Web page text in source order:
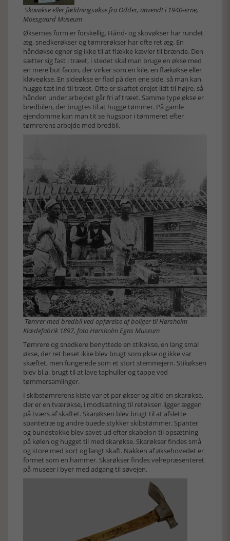
Skovøkse eller fældningsøkse fra Odder, anvendt i 1940-erne,
Moesgaard Museum
Øksernes form er forskellig. Hånd- og skovøkser har rundet
æg, snedkerøkser og tømrerøkser har ofte ret æg. En
håndøkse egner sig ikke til at flække kævler til brænde. Den
sætter sig fast i træet, i stedet skal man bruge en økse med
en mere but facon, der virker som en kile, en flækøkse eller
kløveøkse. En sideøkse er flad på den ene side, så man kan
hugge tæt ind til træet. Ofte er skaftet drejet lidt til højre, så
hånden under arbejdet går fri af træet. Samme type økse er
bredbilen, der brugtes til at hugge tømmer. På gamle
ejendomme kan man tit se hugspor i tømmeret efter
tømrerens arbejde med bredbil.
Tømrer med bredbil ved opførelse af boliger til Hørsholm
Klædefabrik 1897, foto Hørsholm Egns Museum
Tømrere og snedkere benyttede en stikøkse, en lang smal
økse, der ret beset ikke blev brugt som økse og ikke var
skæftet, men fungerede som et stort stemmejern. Stikøksen
blev bl.a. brugt til at lave taphuller og tappe ved
tømmersamlinger.
I skibstømrerens kiste var et par økser og altid en skarøkse,
der er en tværøkse, i modsætning til retøksen ligger æggen
på tværs af skaftet. Skarøksen blev brugt til at afslette
spantetræ og andre buede stykker skibstømmer. Spanter
og bundstokke blev savet ud efter skabelon til opsætning
på kølen og hugget til med skarøkse. Skarøkser findes små
og store med kort og langt skaft. Nakken af øksehovedet er
formet som en hammer. Skarøkser findes velrepræsenteret
på museer i byer med adgang til søvejen.